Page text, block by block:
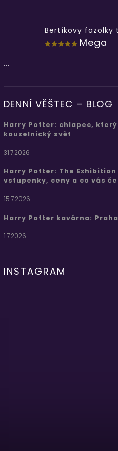
...
Bertíkovy fazolky
Mega
...
DENNÍ VĚŠTEC – BLOG
Harry Potter: chlapec,
kouzelnický svět
31.7.2026
Harry Potter: The
vstupenky, ceny a co vás
15.7.2026
Harry Potter kavárna:
1.7.2026
INSTAGRAM